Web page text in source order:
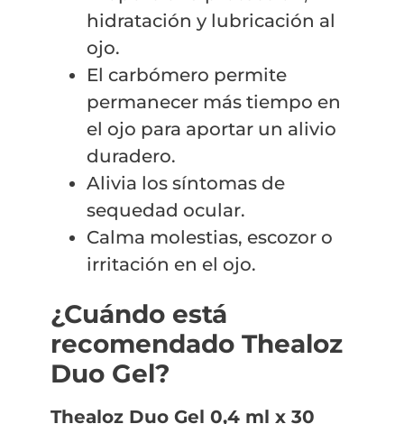
hidratación y lubricación al
ojo.
El carbómero permite
permanecer más tiempo en
el ojo para aportar un alivio
duradero.
Alivia los síntomas de
sequedad ocular.
Calma molestias, escozor o
irritación en el ojo.
¿Cuándo está
recomendado Thealoz
Duo Gel?
Thealoz Duo Gel 0,4 ml x 30